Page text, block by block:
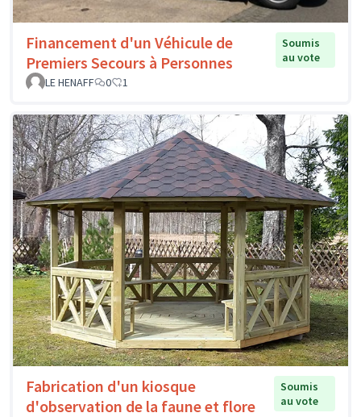
Financement d'un Véhicule de
Premiers Secours à Personnes
Soumis
au vote
LE HENAFF
0 1
Fabrication d'un kiosque
d'observation de la faune et flore
Soumis
au vote